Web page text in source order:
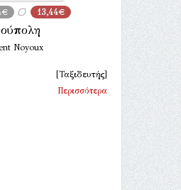
13,44€
Noyoux
[Ταξιδευτής]
Περισσότερα